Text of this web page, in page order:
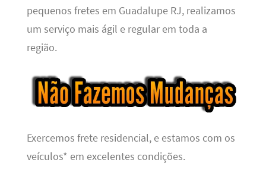
pequenos fretes em Guadalupe RJ, realizamos
um serviço mais ágil e regular em toda a
região.
Exercemos frete residencial, e estamos com os
veículos* em excelentes condições.